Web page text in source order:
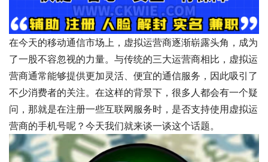
在今天的移动通信市场上，虚拟运营商逐渐崭露头角，成为
了一股不容忽视的力量。与传统的三大运营商相比，虚拟运
营商通常能够提供更加灵活、便宜的通信服务，因此吸引了
不少消费者的关注。在这样的背景下，很多人都会有一个疑
问，那就是在注册一些互联网服务时，是否支持使用虚拟运
营商的手机号呢？今天我们就来谈一谈这个话题。